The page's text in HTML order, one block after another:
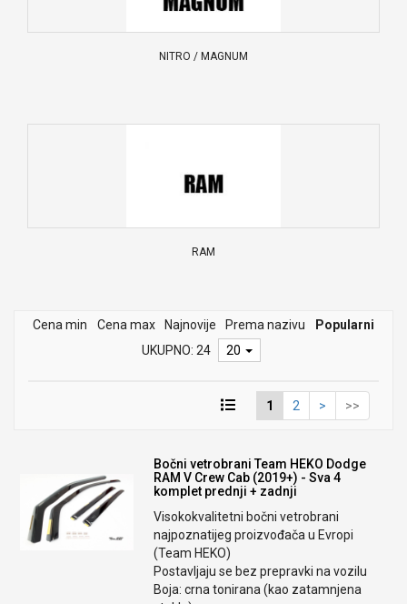
NITRO / MAGNUM
RAM
Cena min Cena max Najnovije Prema nazivu
Popularni
UKUPNO: 24
20
1 2 > >>
Bočni vetrobrani Team HEKO Dodge
RAM V Crew Cab (2019+) - Sva 4
komplet prednji + zadnji
Visokokvalitetni bočni vetrobrani
najpoznatijeg proizvođača u Evropi
(Team HEKO)
Postavljaju se bez prepravki na vozilu
Boja: crna tonirana (kao zatamnjena